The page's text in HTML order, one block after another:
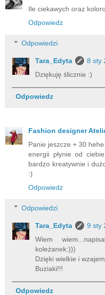
Ile ciekawych oraz
Odpowiedz
Odpowiedzi
Tara_Edyta
8 sty
Dziękuję ślicznie :)
Odpowiedz
Fashion designer
Panie jeszcze + 30
energii płynie od
bardzo kreatywnie i
:)
Odpowiedz
Odpowiedzi
Tara_Edyta
9 sty
Wiem
koleżanek:)))
Dzięki wielkie i
Buziaki!!!
Odpowiedz